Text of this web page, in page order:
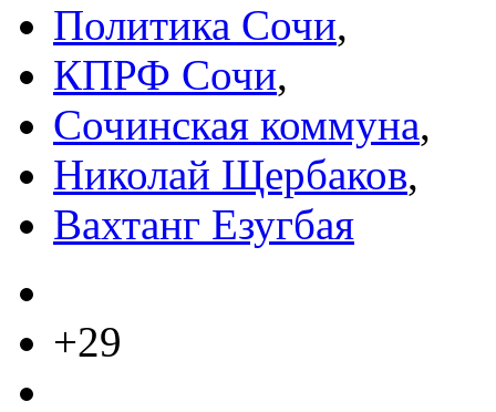
Политика Сочи,
КПРФ Сочи,
Сочинская коммуна,
Николай Щербаков,
Вахтанг Езугбая
+29